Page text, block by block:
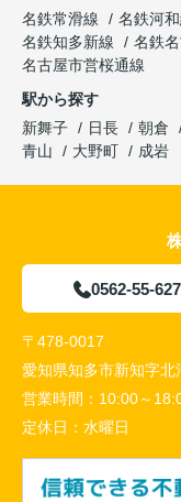
名鉄常滑線
名鉄河
名鉄知多新線
名鉄
名古屋市営桜通線
駅から探す
新舞子
日長 朝倉
青山
大野町 成岩
0562-55-
〒478-0017
愛知県知多市新知字
営業時間： 10:00～
定休日： 水曜日